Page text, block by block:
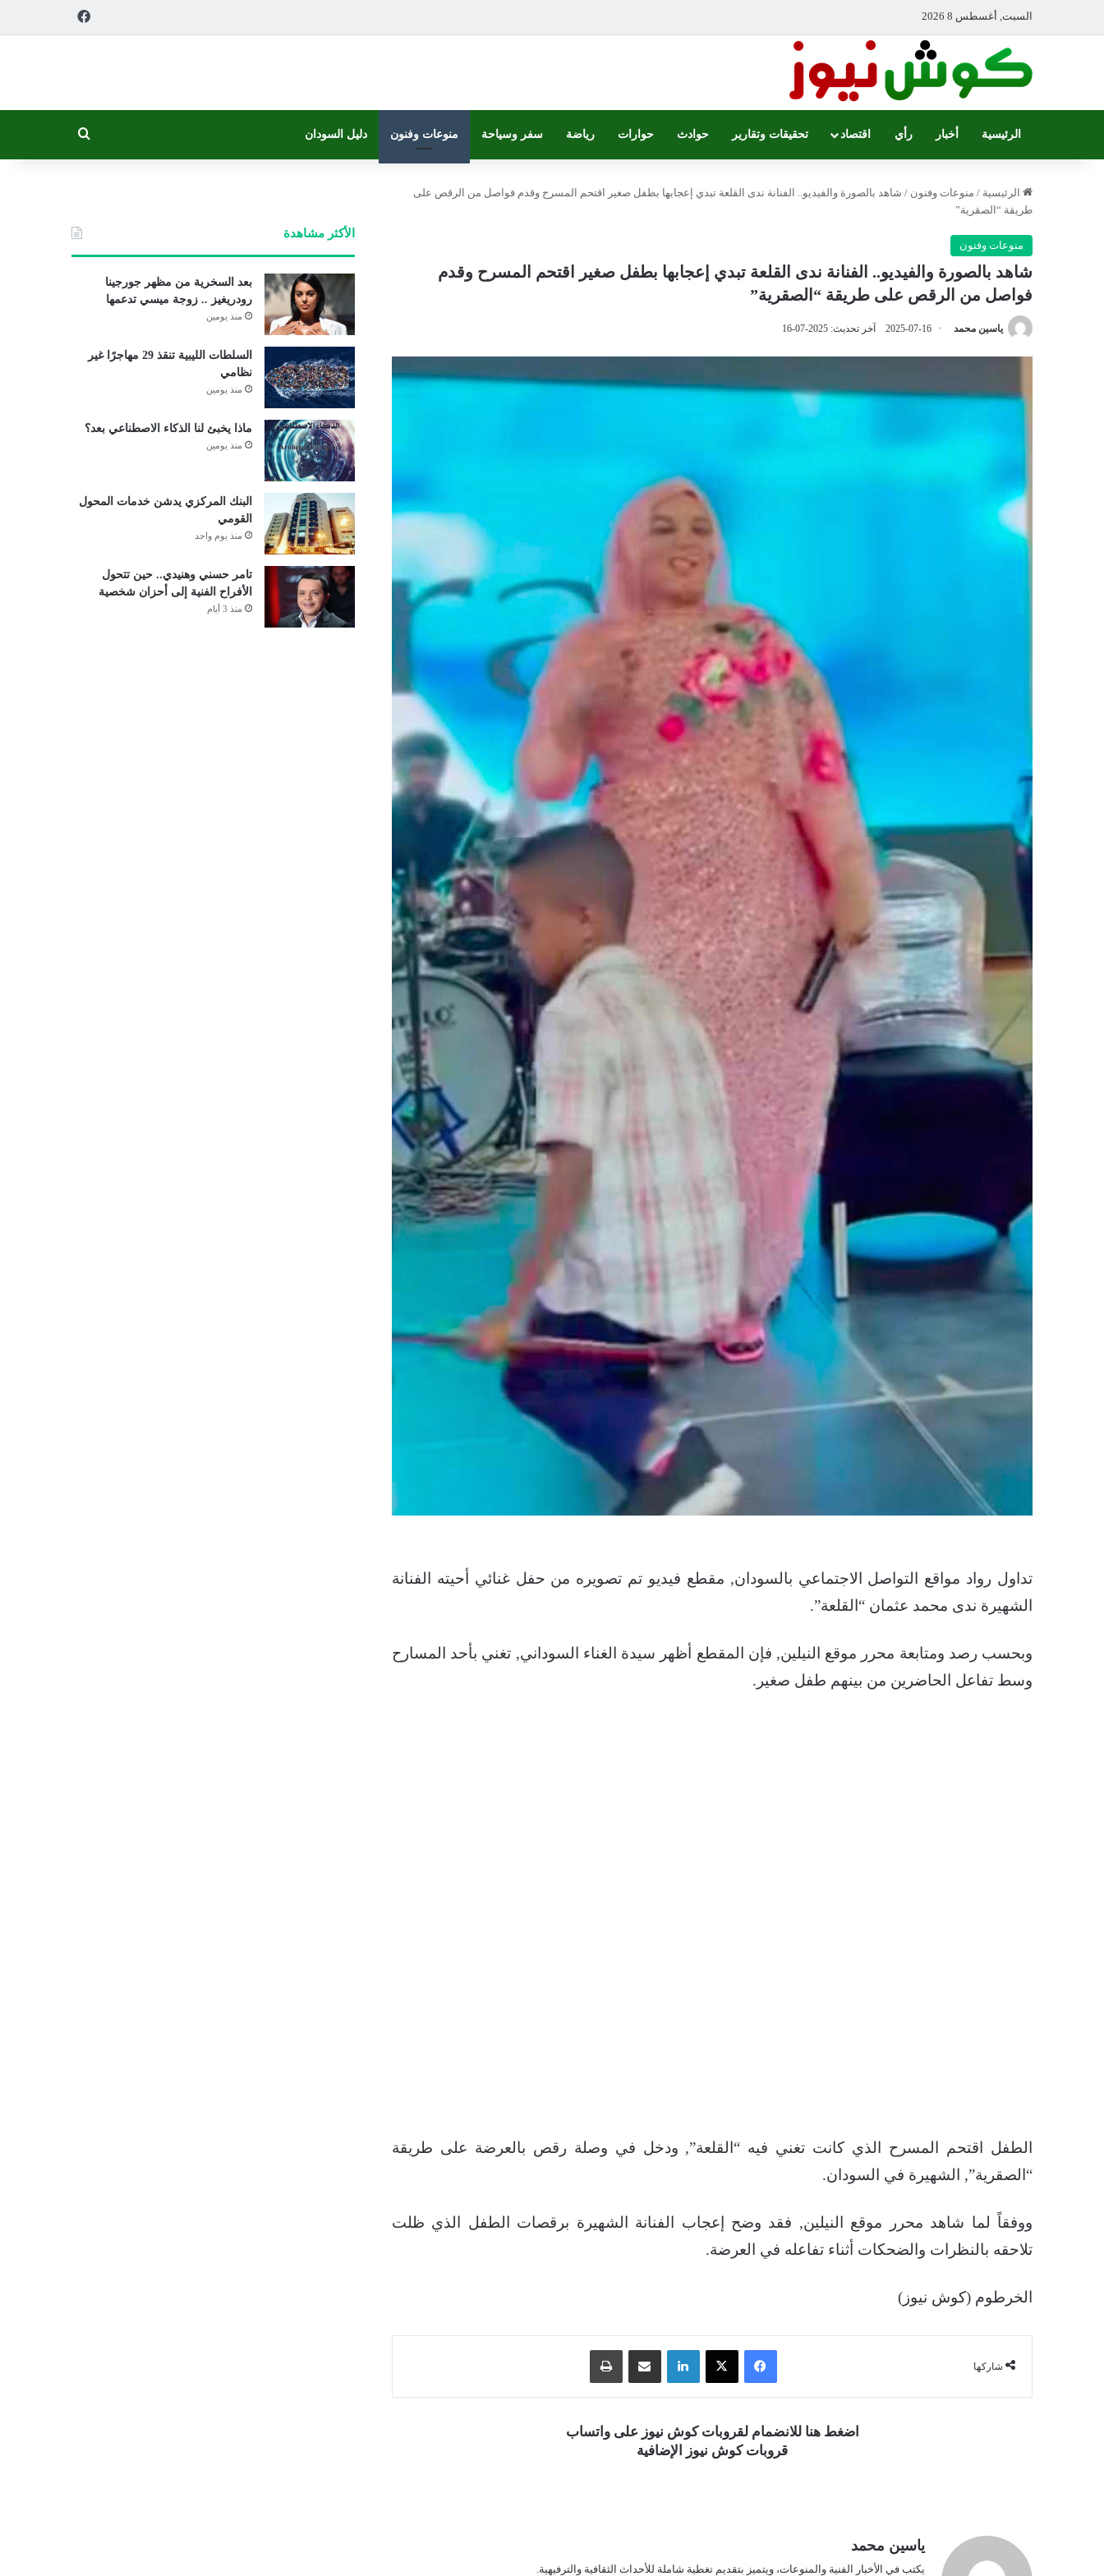
السبت, أغسطس 8 2026
الرئيسية أخبار رأي اقتصاد تحقيقات وتقارير حوادث حوارات رياضة سفر وسياحة منوعات وفنون دليل السودان
الرئيسية / منوعات وفنون / شاهد بالصورة والفيديو.. الفنانة ندى القلعة تبدي إعجابها بطفل صغير اقتحم المسرح وقدم فواصل من الرقص على
طريقة “الصقرية”
منوعات وفنون
شاهد بالصورة والفيديو.. الفنانة ندى القلعة تبدي إعجابها بطفل صغير اقتحم المسرح وقدم
فواصل من الرقص على طريقة “الصقرية”
ياسين محمد 2025-07-16 آخر تحديث: 2025-07-16
تداول رواد مواقع التواصل الاجتماعي بالسودان, مقطع فيديو تم تصويره من حفل غنائي أحيته الفنانة
الشهيرة ندى محمد عثمان “القلعة”.
وبحسب رصد ومتابعة محرر موقع النيلين, فإن المقطع أظهر سيدة الغناء السوداني, تغني بأحد المسارح
وسط تفاعل الحاضرين من بينهم طفل صغير.
الطفل اقتحم المسرح الذي كانت تغني فيه “القلعة”, ودخل في وصلة رقص بالعرضة على طريقة
“الصقرية”, الشهيرة في السودان.
ووفقاً لما شاهد محرر موقع النيلين, فقد وضح إعجاب الفنانة الشهيرة برقصات الطفل الذي ظلت
تلاحقه بالنظرات والضحكات أثناء تفاعله في العرضة.
الخرطوم (كوش نيوز)
شاركها
فيسبوك ‫X لينكدإن مشاركة عبر البريد
اضغط هنا للانضمام لقروبات كوش نيوز على واتساب
قروبات كوش نيوز الإضافية
ياسين محمد
يكتب في الأخبار الفنية والمنوعات، ويتميز بتقديم تغطية شاملة للأحداث الثقافية والترفيهية.
الأكثر مشاهدة
بعد السخرية من مظهر جورجينا
رودريغيز .. زوجة ميسي تدعمها
منذ يومين
السلطات الليبية تنقذ 29 مهاجرًا غير
نظامي
منذ يومين
ماذا يخبئ لنا الذكاء الاصطناعي بعد؟
منذ يومين
البنك المركزي يدشن خدمات المحول
القومي
منذ يوم واحد
تامر حسني وهنيدي.. حين تتحول
الأفراح الفنية إلى أحزان شخصية
منذ 3 أيام